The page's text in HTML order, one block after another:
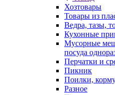
Хозтовары
Товары из
Ведра, тазы,
Кухонные
Мусорные
посуда
Перчатки и
Пикник
Поилки,
Разное